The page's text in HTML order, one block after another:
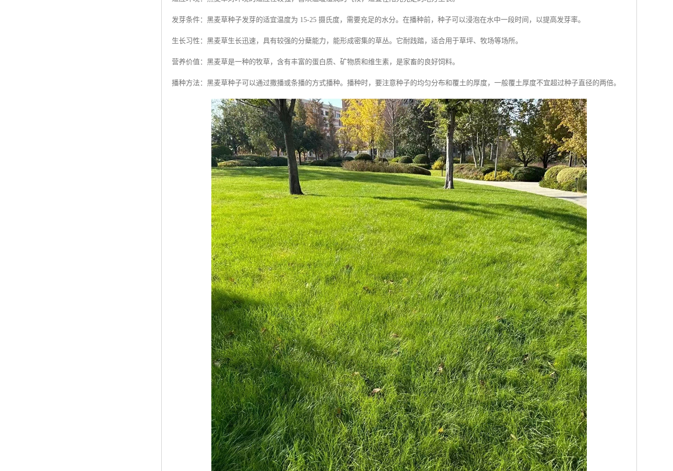
发芽条件：黑麦草种子发芽的适宜温度为 15-25 摄氏度，需要充足的水分。在播种前，种子可以浸泡在水中一段时间，以提高发芽率。
生长习性：黑麦草生长迅速，具有较强的分蘖能力，能形成密集的草丛。它耐践踏，适合用于草坪、牧场等场所。
营养价值：黑麦草是一种的牧草，含有丰富的蛋白质、矿物质和维生素，是家畜的良好饲料。
播种方法：黑麦草种子可以通过撒播或条播的方式播种。播种时，要注意种子的均匀分布和覆土的厚度，一般覆土厚度不宜超过种子直径的两倍。